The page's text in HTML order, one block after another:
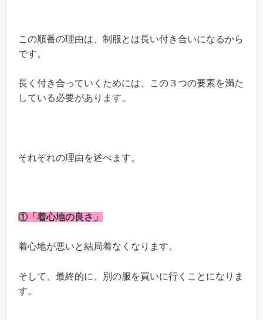
この順番の理由は、制服とは長い付き合いになるから
です。
長く付き合っていくためには、この３つの要素を満た
している必要があります。
それぞれの理由を述べます。
①「着心地の良さ」
着心地が悪いと結局着なくなります。
そして、最終的に、別の服を買いに行くことになりま
す。